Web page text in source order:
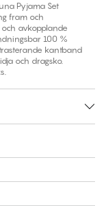
Pyjama Set
fram och
avkopplande
100 %
kantband
och dragsko.